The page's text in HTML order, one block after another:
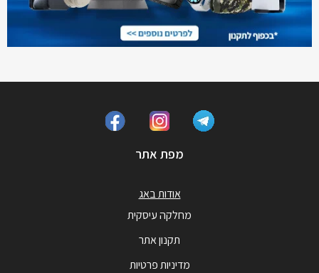
מפת אתר
אודות באג
מחלקה עיסקית
תקנון אתר
מדיניות פרטיות